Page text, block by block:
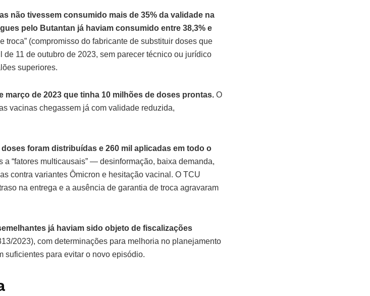
não tivessem consumido mais de 35% da validade na
pelo Butantan já haviam consumido entre 38,3% e
troca” (compromisso do fabricante de substituir doses que
11 de outubro de 2023, sem parecer técnico ou jurídico
superiores.
de 2023 que tinha 10 milhões de doses prontas. O
vacinas chegassem já com validade reduzida,
foram distribuídas e 260 mil aplicadas em todo o
“fatores multicausais” — desinformação, baixa demanda,
contra variantes Ômicron e hesitação vacinal. O TCU
na entrega e a ausência de garantia de troca agravaram
já haviam sido objeto de fiscalizações
2023), com determinações para melhoria no planejamento
suficientes para evitar o novo episódio.